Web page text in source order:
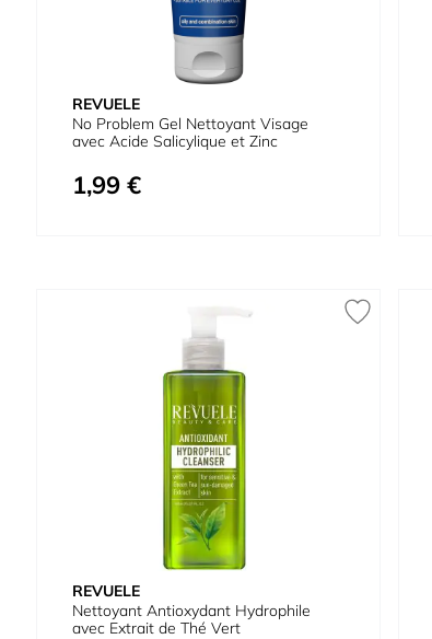
REVUELE
No Problem Gel Nettoyant Visage
avec Acide Salicylique et Zinc
1,99 €
REVUELE
Nettoyant Antioxydant Hydrophile
avec Extrait de Thé Vert